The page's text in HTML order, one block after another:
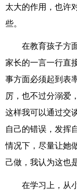
太大的作用，也许
些。
在教育孩子方
家长的一言一行直
事方面必须起到表
厉，也不过分溺爱
这样我可以通过交
自己的错误，发挥
情况下，尽量让她
己做，我认为这也
在学习上，从